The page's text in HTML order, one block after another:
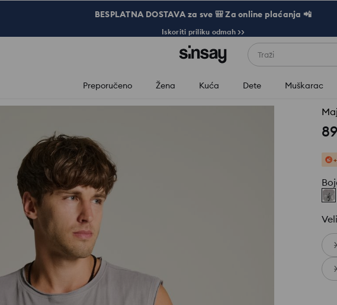
BESPLATNA DOSTAVA za sve 🎒 Za online plaćanja 📲
Iskoriti priliku odmah >>
Traži
Preporučeno Žena Kuća Dete Muškarac